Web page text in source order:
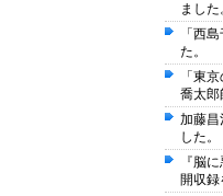
ました
「西
た。
「東
喬太郎
加藤昌
した。
『脳
開収録